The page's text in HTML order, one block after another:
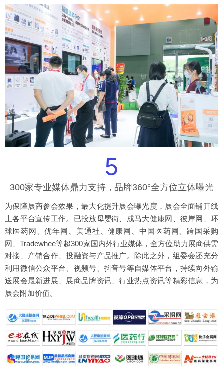
5
300家专业媒体鼎力支持，品牌360°全方位立体曝光
为保障展商参会效果，最大化提升展会曝光度，展会全面铺开线
上各平台宣传工作。已投放母婴街、成马大健康网、彼岸网、环
球医药网、优年网、美通社、健康网、中国医药网、跨国采购
网、Tradewhee等超300家国内外行业媒体，全方位助力展商供需
对接、产销合作、投融资与产品推广。除此之外，组委会还充分
利用微信公众平台、视频号、抖音号等自媒体平台，持续向外输
送展会最新进展、展商品牌资讯、行业热点资讯等精彩信息，为
展会附加价值。